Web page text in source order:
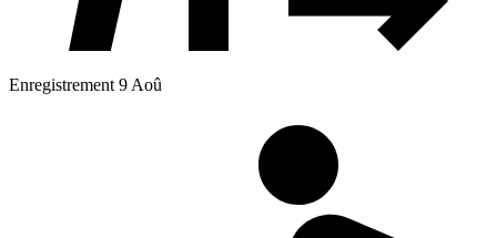
Enregistrement 9 Aoû